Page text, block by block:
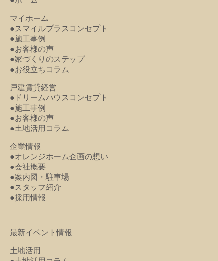
マイホーム
●スマイルプラスコンセプト
●施工事例
●お客様の声
●家づくりのステップ
●お役立ちコラム
戸建賃貸経営
●ドリームハウスコンセプト
●施工事例
●お客様の声
●土地活用コラム
企業情報
●オレンジホーム企画の想い
●会社概要
●案内図・駐車場
●スタッフ紹介
●採用情報
最新イベント情報
土地活用